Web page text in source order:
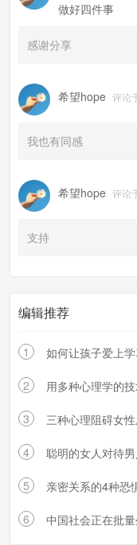
做好四件事
感谢分享
希望hope 评论
我也有同感
希望hope 评论
支持
编辑推荐
1 如何让孩子爱上学
2 用多种心理学的
3 三种心理阻碍女
4 聪明的女人对待男
5 亲密关系的4种恐
6 中国社会正在批